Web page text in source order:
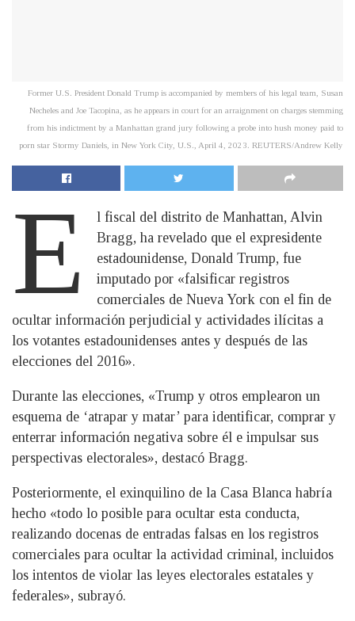
Former U.S. President Donald Trump is accompanied by members of his legal team, Susan
Necheles and Joe Tacopina, as he appears in court for an arraignment on charges stemming
from his indictment by a Manhattan grand jury following a probe into hush money paid to
porn star Stormy Daniels, in New York City, U.S., April 4, 2023. REUTERS/Andrew Kelly
E
l fiscal del distrito de Manhattan, Alvin
Bragg, ha revelado que el expresidente
estadounidense, Donald Trump, fue
imputado por «falsificar registros
comerciales de Nueva York con el fin de
ocultar información perjudicial y actividades ilícitas a
los votantes estadounidenses antes y después de las
elecciones del 2016».
Durante las elecciones, «Trump y otros emplearon un
esquema de ‘atrapar y matar’ para identificar, comprar y
enterrar información negativa sobre él e impulsar sus
perspectivas electorales», destacó Bragg.
Posteriormente, el exinquilino de la Casa Blanca habría
hecho «todo lo posible para ocultar esta conducta,
realizando docenas de entradas falsas en los registros
comerciales para ocultar la actividad criminal, incluidos
los intentos de violar las leyes electorales estatales y
federales», subrayó.